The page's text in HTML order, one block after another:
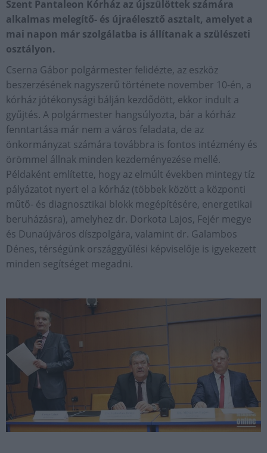
Szent Pantaleon Kórház az újszülöttek számára
alkalmas melegítő- és újraélesztő asztalt, amelyet a
mai napon már szolgálatba is állítanak a szülészeti
osztályon.
Cserna Gábor polgármester felidézte, az eszköz
beszerzésének nagyszerű története november 10-én, a
kórház jótékonysági bálján kezdődött, ekkor indult a
gyűjtés. A polgármester hangsúlyozta, bár a kórház
fenntartása már nem a város feladata, de az
önkormányzat számára továbbra is fontos intézmény és
örömmel állnak minden kezdeményezése mellé.
Példaként említette, hogy az elmúlt években mintegy tíz
pályázatot nyert el a kórház (többek között a központi
műtő- és diagnosztikai blokk megépítésére, energetikai
beruházásra), amelyhez dr. Dorkota Lajos, Fejér megye
és Dunaújváros díszpolgára, valamint dr. Galambos
Dénes, térségünk országgyűlési képviselője is igyekezett
minden segítséget megadni.